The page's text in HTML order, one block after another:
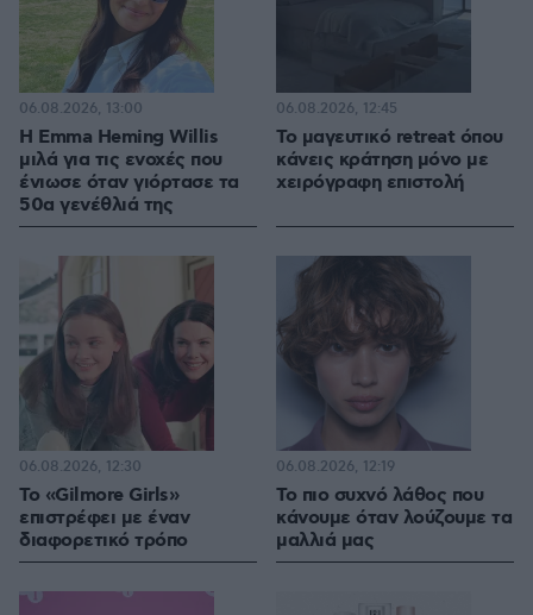
H Emma Heming Willis
μιλά για τις ενοχές που
ένιωσε όταν γιόρτασε τα
50α γενέθλιά της
06.08.2026, 13:00
Το μαγευτικό retreat όπου
κάνεις κράτηση μόνο με
χειρόγραφη επιστολή
06.08.2026, 12:45
Το «Gilmore Girls»
επιστρέφει με έναν
διαφορετικό τρόπο
06.08.2026, 12:30
Το πιο συχνό λάθος που
κάνουμε όταν λούζουμε τα
μαλλιά μας
06.08.2026, 12:19